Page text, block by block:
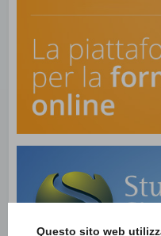
Questo sito web